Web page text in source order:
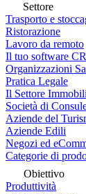
Settore
Trasporto e
Ristorazione
Lavoro da remoto
Il tuo software
Organizzazioni
Pratica Legale
Il Settore
Società di
Aziende del
Aziende Edili
Negozi ed
Categorie di
Obiettivo
Produttività